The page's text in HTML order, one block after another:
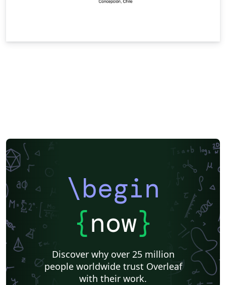
\begin
{now}
Discover why over 25 million
people worldwide trust Overleaf
with their work.